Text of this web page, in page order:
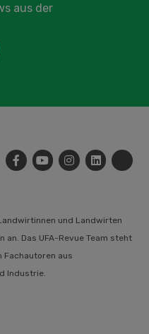
aus der
und Landwirten
Das UFA-Revue Team steht
Fachautoren aus
Industrie.